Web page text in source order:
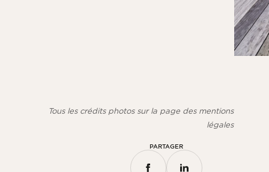
Tous les crédits photos sur la page des mentions
légales
PARTAGER